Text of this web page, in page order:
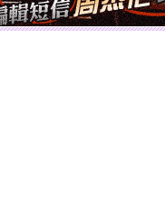
如意,快
[元旦]看